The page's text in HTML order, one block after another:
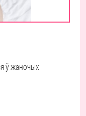
ў жаночых